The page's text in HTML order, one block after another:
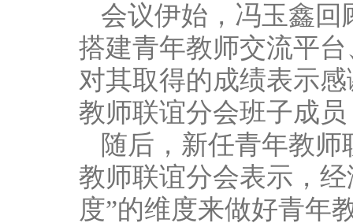
会议伊始，冯玉鑫
搭建青年教师交流平
对其取得的成绩表示
教师联谊分会班子成
随后，新任青年教
教师联谊分会表示，
度”的维度来做好青年